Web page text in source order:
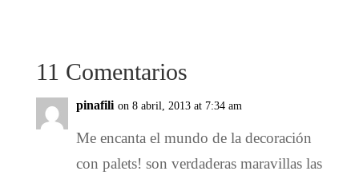
11 Comentarios
pinafili on 8 abril, 2013 at 7:34 am
Me encanta el mundo de la decoración
con palets! son verdaderas maravillas las